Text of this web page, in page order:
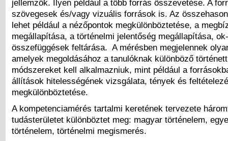
jellemzők. Ilyen például a több forrás összevetése. A
szövegesek és/vagy vizuális források is. Az
lehet például a nézőpontok megkülönböztetése, a
megállapítása, a történelmi jelentőség megállapítása,
összefüggések feltárása. A mérésben megjelennek
amelyek megoldásához a tanulóknak különböző
módszereket kell alkalmazniuk, mint például a
állítások hitelességének vizsgálata, tények és
megkülönböztetése.
A kompetenciamérés tartalmi keretének tervezete
tudásterületet különböztet meg: magyar történelem,
történelem, történelmi megismerés.